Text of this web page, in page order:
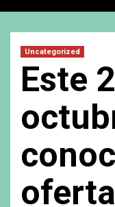
Uncategorized
Este